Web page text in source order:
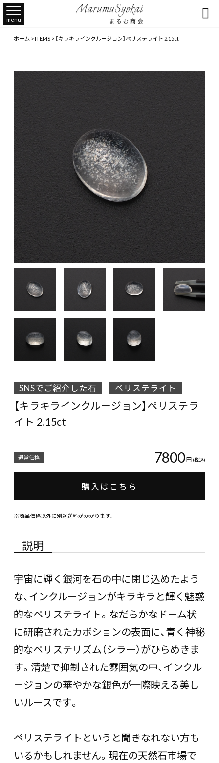
menu 
ホーム>ITEMS> 【キラキラインクルージョン】ペリステライト 2.15ct
SNSでご紹介した石 ペリステライト
【キラキラインクルージョン】ペリステラ
イト 2.15ct
通常価格 7800円 (税込)
購入はこちら
※商品価格以外に別途送料がかかります。
説明
宇宙に輝く銀河を石の中に閉じ込めたよう
な、インクルージョンがキラキラと輝く魅惑
的なペリステライト。なだらかなドーム状
に研磨されたカボションの表面に、青く神秘
的なペリステリズム（シラー）がひらめきま
す。清楚で抑制された雰囲気の中、インクル
ージョンの華やかな銀色が一際映える美し
いルースです。
ペリステライトというと聞きなれない方も
いるかもしれません。現在の天然石市場で